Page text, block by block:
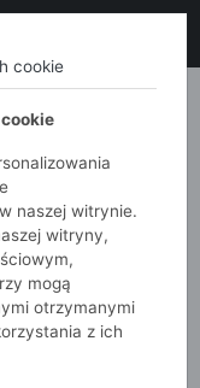
cookie
naszej witrynie.
witryny,
mogą
otrzymanymi
z ich